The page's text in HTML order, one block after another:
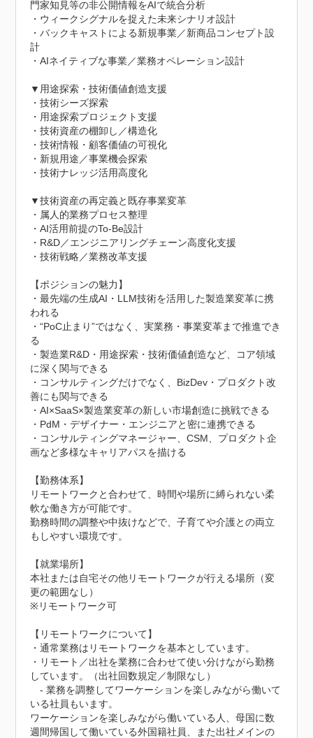
門家知見等の非公開情報をAIで統合分析
・ウィークシグナルを捉えた未来シナリオ設計
・バックキャストによる新規事業／新商品コンセプト設
計
・AIネイティブな事業／業務オペレーション設計
▼用途探索・技術価値創造支援
・技術シーズ探索
・用途探索プロジェクト支援
・技術資産の棚卸し／構造化
・技術情報・顧客価値の可視化
・新規用途／事業機会探索
・技術ナレッジ活用高度化
▼技術資産の再定義と既存事業変革
・属人的業務プロセス整理
・AI活用前提のTo-Be設計
・R&D／エンジニアリングチェーン高度化支援
・技術戦略／業務改革支援
【ポジションの魅力】
・最先端の生成AI・LLM技術を活用した製造業変革に携
われる
・“PoC止まり”ではなく、実業務・事業変革まで推進でき
る
・製造業R&D・用途探索・技術価値創造など、コア領域
に深く関与できる
・コンサルティングだけでなく、BizDev・プロダクト改
善にも関与できる
・AI×SaaS×製造業変革の新しい市場創造に挑戦できる
・PdM・デザイナー・エンジニアと密に連携できる
・コンサルティングマネージャー、CSM、プロダクト企
画など多様なキャリアパスを描ける
【勤務体系】
リモートワークと合わせて、時間や場所に縛られない柔
軟な働き方が可能です。
勤務時間の調整や中抜けなどで、子育てや介護との両立
もしやすい環境です。
【就業場所】
本社または自宅その他リモートワークが行える場所（変
更の範囲なし）
※リモートワーク可
【リモートワークについて】
・通常業務はリモートワークを基本としています。
・リモート／出社を業務に合わせて使い分けながら勤務
しています。（出社回数規定／制限なし）
- 業務を調整してワーケーションを楽しみながら働いて
いる社員もいます。
ワーケーションを楽しみながら働いている人、母国に数
週間帰国して働いている外国籍社員、また出社メインの